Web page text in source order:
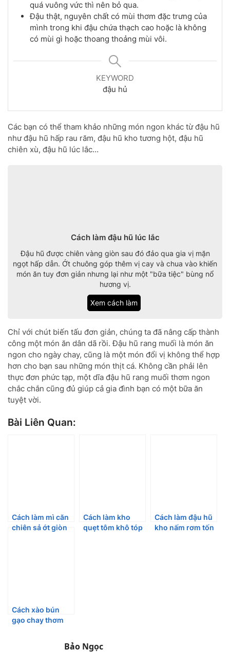
quá vuông vức thì nên bỏ qua.
Đậu thật, nguyên chất có mùi thơm đặc trưng của
mình trong khi đậu chứa thạch cao hoặc là không
có mùi gì hoặc thoang thoảng mùi vôi.
KEYWORD
đậu hủ
Các bạn có thể tham khảo những món ngon khác từ đậu hũ
như đậu hũ hấp rau răm, đậu hũ kho tương hột, đậu hũ
chiên xù, đậu hũ lúc lắc…
Cách làm đậu hũ lúc lắc
Đậu hũ được chiên vàng giòn sau đó đảo qua gia vị mặn
ngọt hấp dẫn. Ớt chuông góp thêm vị cay và chua vào khiến
món ăn tuy đơn giản nhưng lại như một "bữa tiệc" bùng nổ
hương vị.
Xem cách làm
Chỉ với chút biến tấu đơn giản, chúng ta đã nâng cấp thành
công một món ăn dân dã rồi. Đậu hũ rang muối là món ăn
ngon cho ngày chay, cũng là một món đổi vị không thể hợp
hơn cho bạn sau những món thịt cá. Không cần phải lên
thực đơn phức tạp, một dĩa đậu hũ rang muối thơm ngon
chắc chắn cũng đủ giúp cả gia đình bạn có một bữa ăn
tuyệt vời.
Bài Liên Quan:
Cách làm mì căn
chiên sả ớt giòn
Cách làm kho
quẹt tôm khô tóp
Cách làm đậu hũ
kho nấm rơm tốn
Cách xào bún
gạo chay thơm
Bảo Ngọc